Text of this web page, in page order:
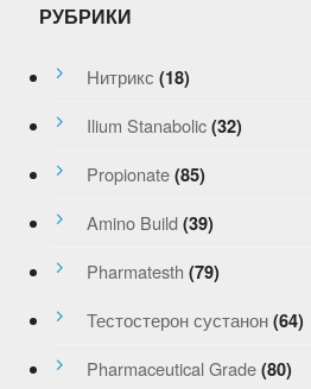
РУБРИКИ
Нитрикс (18)
Ilium Stanabolic (32)
Propionate (85)
Amino Build (39)
Pharmatesth (79)
Тестостерон сустанон (64)
Pharmaceutical Grade (80)